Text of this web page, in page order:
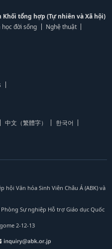
tổng hợp (Tự nhiên và Xã hội)
học đời sống
Nghệ thuật
中文（繁體字）
한국어
Văn hóa Sinh Viên Châu Á (ABK) và
Phòng Sự nghiệp Hỗ trợ Giáo dục Quốc
2-12-13